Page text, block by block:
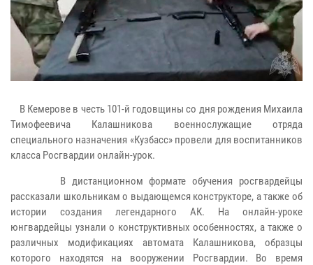
В Кемерове в честь 101-й годовщины со дня рождения Михаила
Тимофеевича Калашникова военнослужащие отряда
специального назначения «Кузбасс» провели для воспитанников
класса Росгвардии онлайн-урок.
В дистанционном формате обучения росгвардейцы
рассказали школьникам о выдающемся конструкторе, а также об
истории создания легендарного АК. На онлайн-уроке
юнгвардейцы узнали о конструктивных особенностях, а также о
различных модификациях автомата Калашникова, образцы
которого находятся на вооружении Росгвардии. Во время